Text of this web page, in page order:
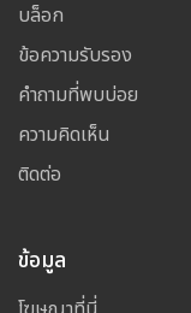
บล็อก
ข้อความรับรอง
คำถามที่พบบ่อย
ความคิดเห็น
ติดต่อ
ข้อมูล